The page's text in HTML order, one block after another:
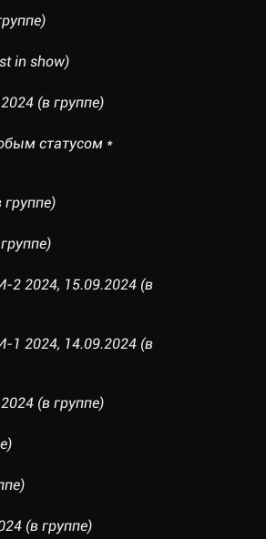
in show)
(в группе)
статусом *
2024, 15.09.2024 (в
2024, 14.09.2024 (в
(в группе)
(в группе)